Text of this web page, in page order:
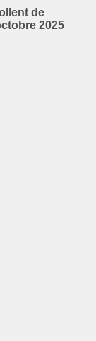
de
2025